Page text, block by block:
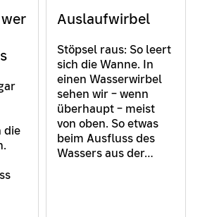
die
Auslaufwirbel
Stöpsel raus: So leert
sich die Wanne. In
einen Wasserwirbel
sehen wir – wenn
überhaupt – meist
von oben. So etwas
beim Ausfluss des
Wassers aus der…